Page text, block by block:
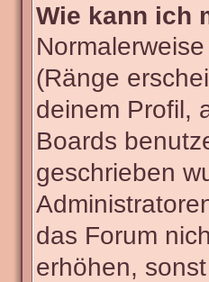
Wie kann ich
(Ränge
deinem Profil,
Boards
geschrieben
das Forum
erhöhen,